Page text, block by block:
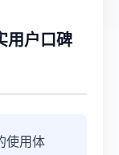
用户口碑
使用体